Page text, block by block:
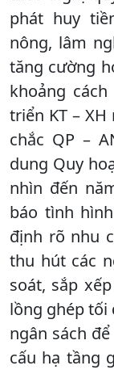
phát huy
nông, lâm
tăng cường
khoảng
triển KT –
chắc QP –
dung Quy
nhìn đến
báo tình
định rõ nhu
thu hút các
soát, sắp
lồng ghép tối
ngân sách
cấu hạ tầng